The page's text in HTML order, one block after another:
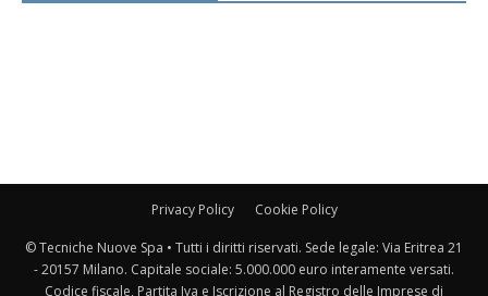
Privacy Policy Cookie Policy
© Tecniche Nuove Spa • Tutti i diritti riservati. Sede legale: Via Eritrea 21
- 20157 Milano. Capitale sociale: 5.000.000 euro interamente versati.
Codice fiscale, Partita Iva e Iscrizione al Registro delle Imprese di